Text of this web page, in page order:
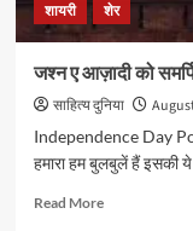
शायरी शेर
जश्न ए आज़ादी को
साहित्य दुनिया
Independence Day
हमारा हम बुलबुलें हैं इसकी ये
Read MoreRead